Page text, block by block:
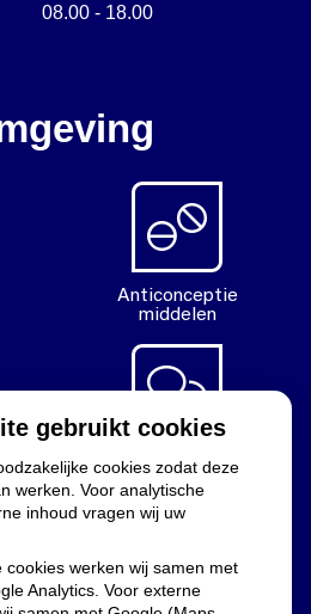
08.00 - 18.00
Anticonceptie
middelen
Vragen
stellen
gebruikt cookies
cookies zodat deze
werken. Voor analytische
inhoud vragen wij uw
cookies werken wij samen met
Analytics. Voor externe